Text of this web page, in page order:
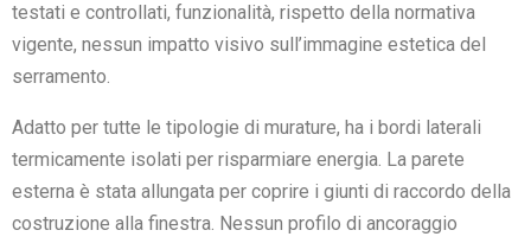
testati e controllati, funzionalità, rispetto della normativa
vigente, nessun impatto visivo sull’immagine estetica del
serramento.
Adatto per tutte le tipologie di murature, ha i bordi laterali
termicamente isolati per risparmiare energia. La parete
esterna è stata allungata per coprire i giunti di raccordo della
costruzione alla finestra. Nessun profilo di ancoraggio